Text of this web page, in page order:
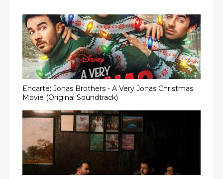
Encarte: Jonas Brothers - A Very Jonas Christmas
Movie (Original Soundtrack)